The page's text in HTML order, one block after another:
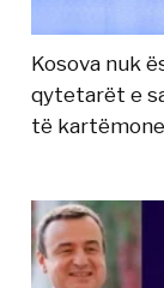
Kosova nuk
qytetarët e
të